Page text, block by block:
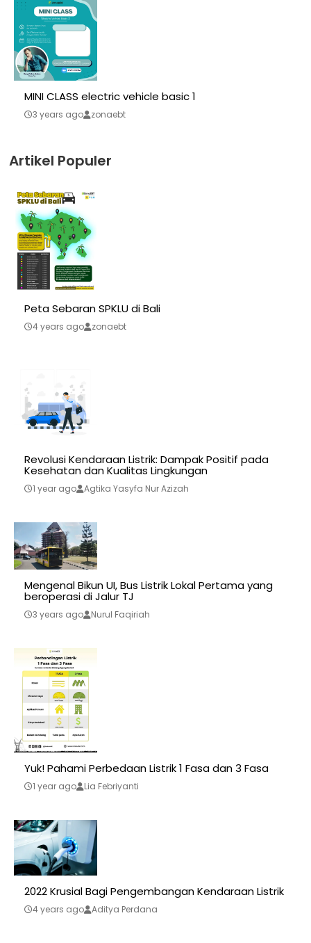
MINI CLASS electric vehicle basic 1
3 years ago zonaebt
Artikel Populer
Peta Sebaran SPKLU di Bali
4 years ago zonaebt
Revolusi Kendaraan Listrik: Dampak Positif pada
Kesehatan dan Kualitas Lingkungan
1 year ago Agtika Yasyfa Nur Azizah
Mengenal Bikun UI, Bus Listrik Lokal Pertama yang
beroperasi di Jalur TJ
3 years ago Nurul Faqiriah
Yuk! Pahami Perbedaan Listrik 1 Fasa dan 3 Fasa
1 year ago Lia Febriyanti
2022 Krusial Bagi Pengembangan Kendaraan Listrik
4 years ago Aditya Perdana